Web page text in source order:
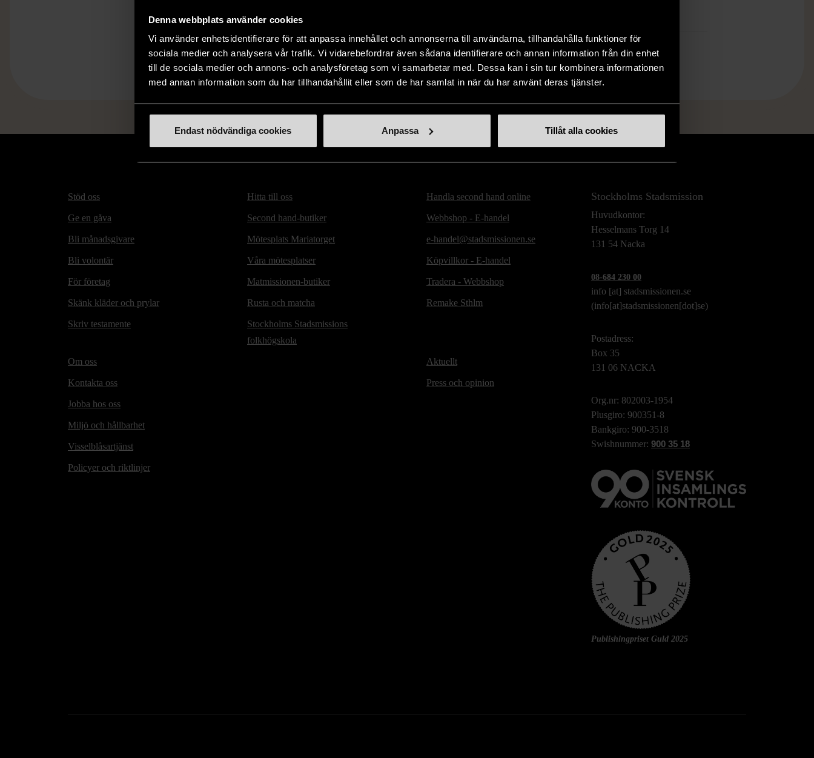
Denna webbplats använder cookies
Vi använder enhetsidentifierare för att anpassa innehållet och annonserna till användarna, tillhandahålla funktioner för
sociala medier och analysera vår trafik. Vi vidarebefordrar även sådana identifierare och annan information från din enhet
till de sociala medier och annons- och analysföretag som vi samarbetar med. Dessa kan i sin tur kombinera informationen
med annan information som du har tillhandahållit eller som de har samlat in när du har använt deras tjänster.
Endast nödvändiga cookies Anpassa Tillåt alla cookies
Stöd oss
Ge en gåva
Bli månadsgivare
Bli volontär
För företag
Skänk kläder och prylar
Skriv testamente
Hitta till oss
Second hand-butiker
Mötesplats Mariatorget
Våra mötesplatser
Matmissionen-butiker
Rusta och matcha
Stockholms Stadsmissions
folkhögskola
Handla second hand online
Webbshop - E-handel
e-handel@stadsmissionen.se
Köpvillkor - E-handel
Tradera - Webbshop
Remake Sthlm
Om oss
Kontakta oss
Jobba hos oss
Miljö och hållbarhet
Visselblåsartjänst
Policyer och riktlinjer
Aktuellt
Press och opinion
Stockholms Stadsmission
Huvudkontor:
Hesselmans Torg 14
131 54 Nacka
08-684 230 00
info [at] stadsmissionen.se
(info[at]stadsmissionen[dot]se)
Postadress:
Box 35
131 06 NACKA
Org.nr: 802003-1954
Plusgiro: 900351-8
Bankgiro: 900-3518
Swishnummer: 900 35 18
Publishingpriset Guld 2025